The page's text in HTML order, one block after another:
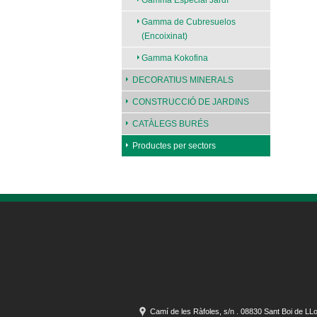
Gamma de Cubresuelos
(Encoixinat)
Gamma Kokofina
DECORATIUS MINERALS
CONSTRUCCIÓ DE JARDINS
CATÀLEGS BURÉS
Productes per sectors
Camí de les Ràfoles, s/n . 08830 Sant Boi de